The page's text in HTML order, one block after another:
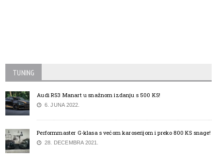
TUNING
Audi RS3 Manart u snažnom izdanju s 500 KS!
6. JUNA 2022.
Performmaster G-klasa s većom karoserijom i preko 800 KS snage!
28. DECEMBRA 2021.